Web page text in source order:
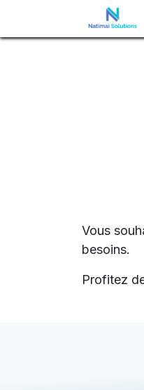
Vous
besoins.
Profitez